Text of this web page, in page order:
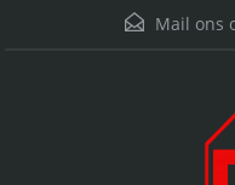
Mail ons